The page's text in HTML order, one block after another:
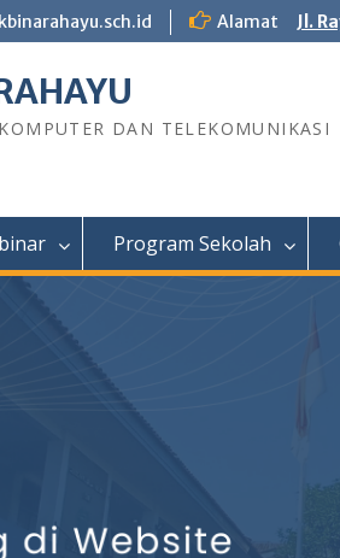
Alamat Jl.
DAN TELEKOMUNIKASI
Program Sekolah